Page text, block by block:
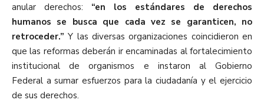
anular derechos: “en los estándares de derechos
humanos se busca que cada vez se garanticen, no
retroceder.” Y las diversas organizaciones coincidieron en
que las reformas deberán ir encaminadas al fortalecimiento
institucional de organismos e instaron alGobierno
Federal a sumar esfuerzos para la ciudadanía y el ejercicio
de sus derechos.